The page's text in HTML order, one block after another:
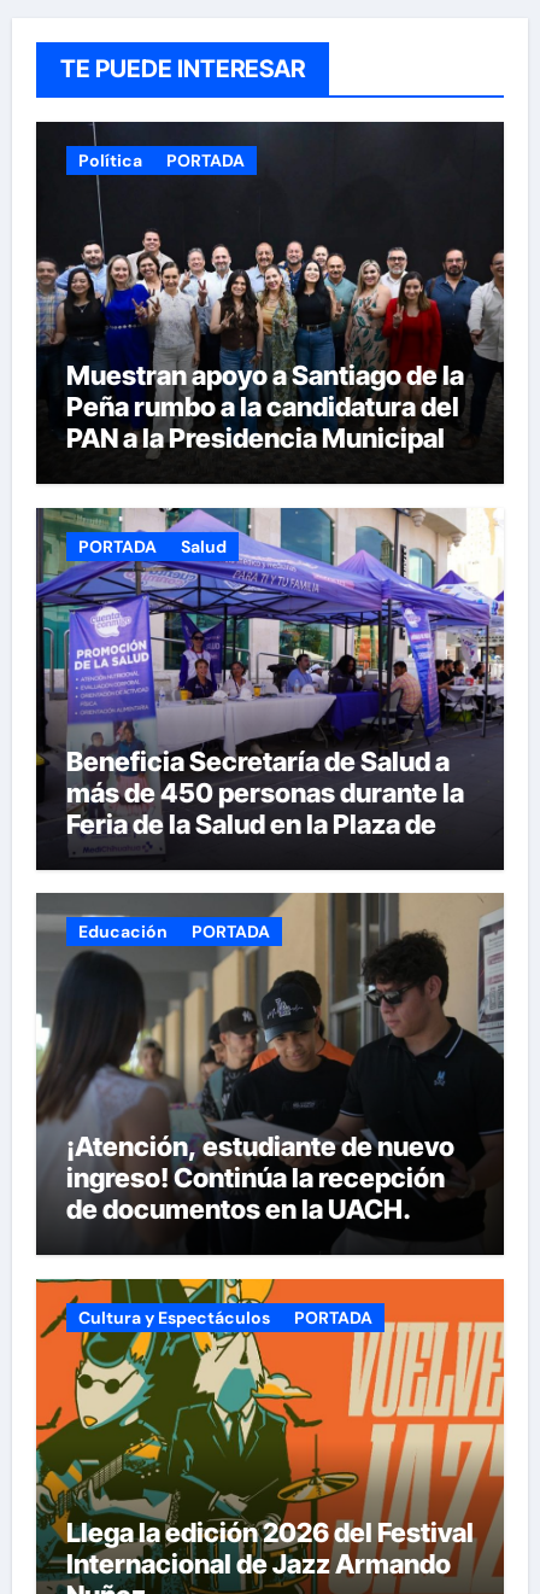
TE PUEDE INTERESAR
Política PORTADA
Muestran apoyo a Santiago de la
Peña rumbo a la candidatura del
PAN a la Presidencia Municipal
PORTADA Salud
Beneficia Secretaría de Salud a
más de 450 personas durante la
Feria de la Salud en la Plaza de
Armas
Educación PORTADA
¡Atención, estudiante de nuevo
ingreso! Continúa la recepción
de documentos en la UACH.
Cultura y Espectáculos PORTADA
Llega la edición 2026 del Festival
Internacional de Jazz Armando